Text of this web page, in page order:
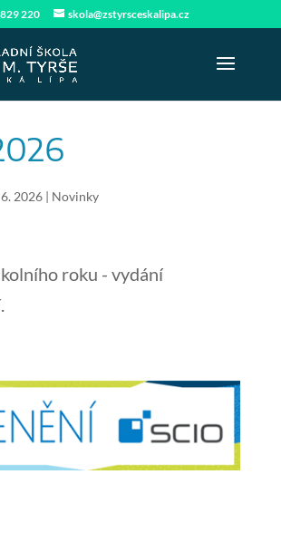
220 skola@zstyrsceskalipa.cz
2026| Novinky
roku - vydání